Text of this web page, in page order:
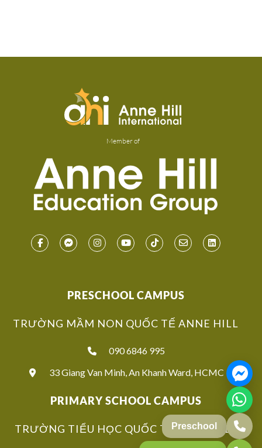
Preschool
Member of
PRESCHOOL CAMPUS
TRƯỜNG MẦM NON QUỐC TẾ ANNE HILL
090 6846 995
33 Giang Van Minh, An Khanh Ward, HCMC
PRIMARY SCHOOL CAMPUS
TRƯỜNG TIỂU HỌC QUỐC TẾ ANNE HILL